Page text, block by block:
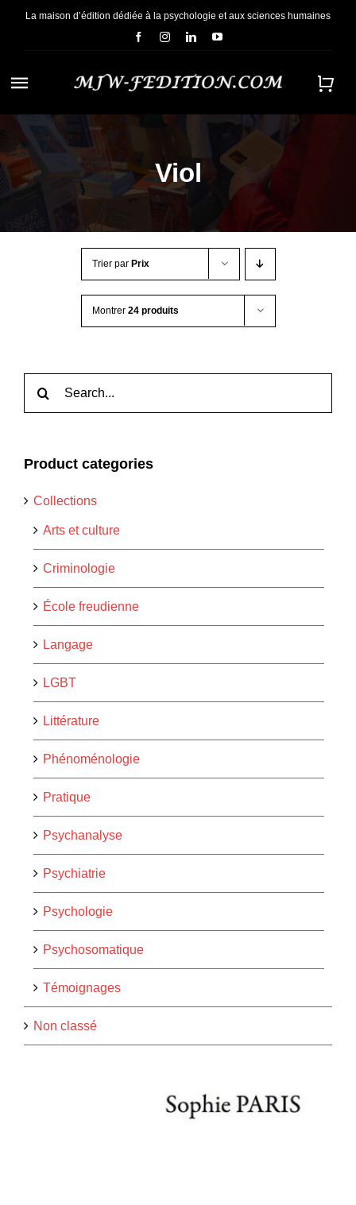
PasserLa maison d’édition dédiée à la psychologie et aux sciences humaines
Navigation
à
bascule
ACCUEIL
NOUS CONNAÎTRE Viol
Trier par Prix
Montrer 24 produits
Product categories
Collections
Arts et culture
Criminologie
École freudienne
Langage
LGBT
Littérature
Phénoménologie
Pratique
Psychanalyse
Psychiatrie
Psychologie
Psychosomatique
Témoignages
Non classé